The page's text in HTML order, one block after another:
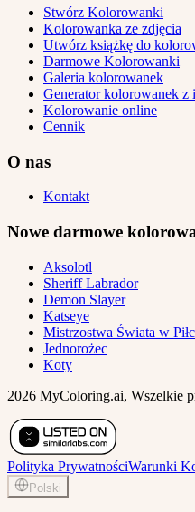
Stwórz Kolorowanki
Kolorowanka ze zdjęcia
Utwórz książkę do
Darmowe Kolorowanki
Galeria kolorowanek
Generator kolorowanek z
Kolorowanie online
Cennik
O nas
Kontakt
Nowe darmowe
Aksolotl
Sheriff Labrador
Demon Slayer
Katseye
Mistrzostwa Świata w
Jednorożec
Koty
2026 MyColoring.ai, Wszelkie
Polityka PrywatnościWarunki
Polski